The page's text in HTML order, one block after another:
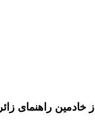
خادمین راهنمای زائر